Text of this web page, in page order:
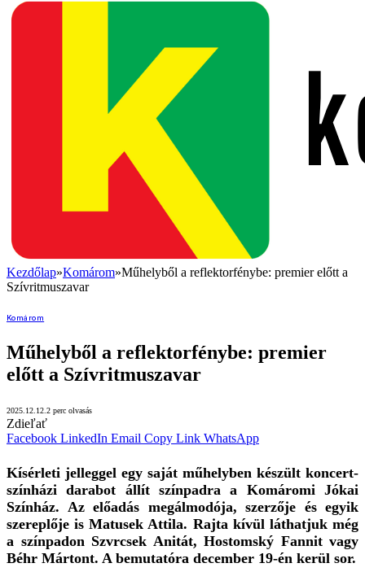
Kezdőlap»Komárom»Műhelyből a reflektorfénybe: premier előtt a
Szívritmuszavar
Komárom
Műhelyből a reflektorfénybe: premier
előtt a Szívritmuszavar
2025.12.12. 2 perc olvasás
Zdieľať
Facebook LinkedIn Email Copy Link WhatsApp
Kísérleti jelleggel egy saját műhelyben készült koncert-
színházi darabot állít színpadra a Komáromi Jókai
Színház. Az előadás megálmodója, szerzője és egyik
szereplője is Matusek Attila. Rajta kívül láthatjuk még
a színpadon Szvrcsek Anitát, Hostomský Fannit vagy
Béhr Mártont. A bemutatóra december 19-én kerül sor.